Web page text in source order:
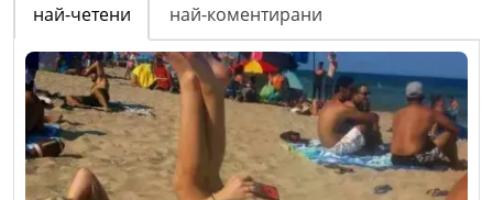
най-четени най-коментирани